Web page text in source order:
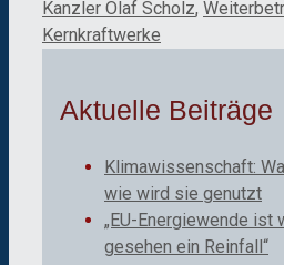
Kanzler Olaf Scholz,
Kernkraftwerke
Aktuelle Beiträge
Klimawissenschaft:
wie wird sie genutzt
„EU-Energiewende ist
gesehen ein Reinfall“